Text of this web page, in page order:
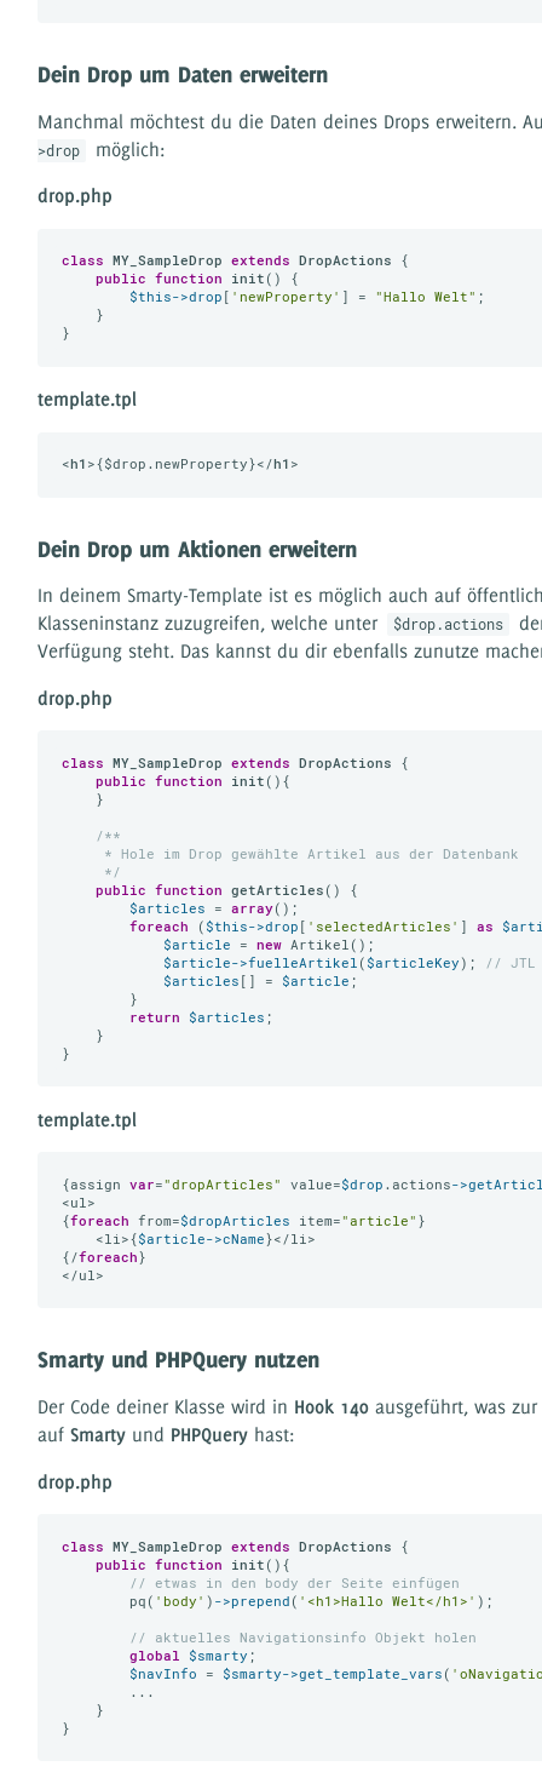
Dein Drop um Daten erweitern
Manchmal möchtest du die Daten deines Drops erweitern.
>drop möglich:
drop.php
class MY_SampleDrop extends DropActions
{
public
function init ()
{
$this->drop 'newProperty' ] = "Hallo Welt" ;
    }
template.tpl
< h1 >{$drop.newProperty}</ h1 >
Dein Drop um Aktionen erweitern
In deinem Smarty-Template ist es möglich auch auf
Klasseninstanz zuzugreifen, welche unter
$drop.actions
Verfügung steht. Das kannst du dir ebenfalls zunutze
drop.php
class MY_SampleDrop extends DropActions
{
public
function init () {
    }
/**
     * Hole im Drop gewählte Artikel aus der Datenbank
     */
public
function getArticles ()
{
$articles = array();
foreach ( $this->drop [ 'selectedArticles' ] as
$article = new Artikel();
$article->fuelleArtikel ( $articleKey);
// JTL
$articles [] = $article ;
        }
return
$articles ;
    }
template.tpl
{assign var="dropArticles" value=$drop .actions-
<ul>
{foreach from=$dropArticles item="article" }
    <li>{
$article->cName}</li>
{/foreach}
Smarty und PHPQuery nutzen
Der Code deiner Klasse wird in Hook 140 ausgeführt, was
aufSmarty und PHPQuery hast:
drop.php
class MY_SampleDrop extends DropActions
{
public
function init () {
// etwas in den body der Seite einfügen
        pq(
'body' ) ->prepend ( '<h1>Hallo Welt</h1>' );
// aktuelles Navigationsinfo Objekt holen
global
$smarty ;
$navInfo = $smarty->get_template_vars (
        ...
    }